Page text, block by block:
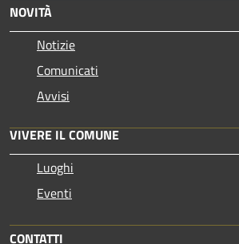
NOVITÀ
Notizie
Comunicati
Avvisi
VIVERE IL COMUNE
Luoghi
Eventi
CONTATTI